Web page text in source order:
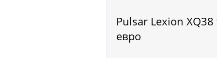
Pulsar Lexion
евро